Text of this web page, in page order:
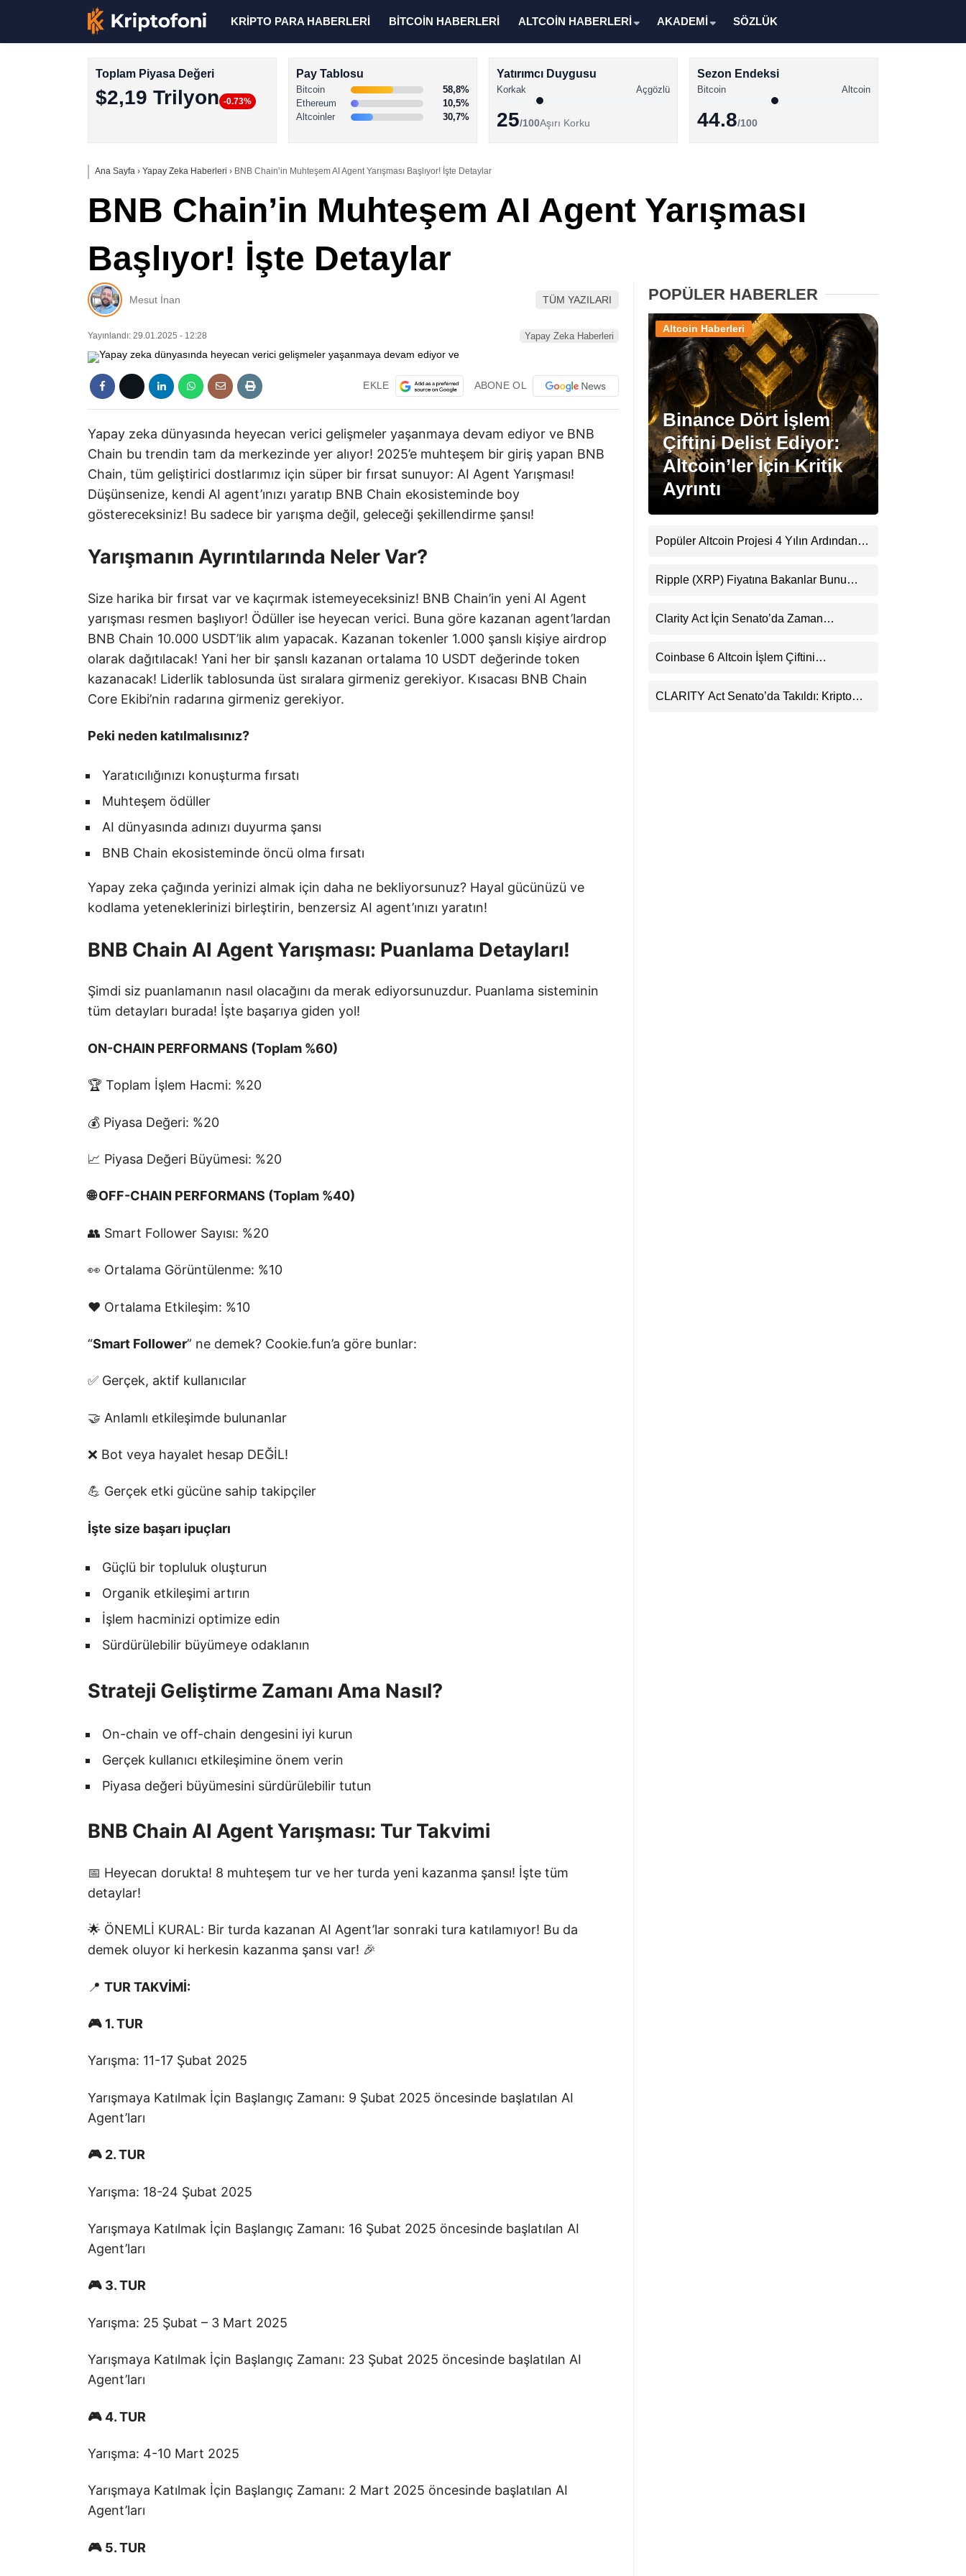
Altcoin Haberleri
XRP Haberleri
Memecoin Haberleri
Stablecoin Haberleri
Facebook
Instagram
Telegram
KRİPTO PARA HABERLERİ BİTCOİN HABERLERİ ALTCOİN HABERLERİ AKADEMİ SÖZLÜK
Toplam Piyasa Değeri
$2,19 Trilyon -0.73%
Pay Tablosu
Bitcoin
58,8%
Ethereum
10,5%
Altcoinler
30,7%
Yatırımcı Duygusu
Korkak Açgözlü
25/100Aşırı Korku
Sezon Endeksi
Bitcoin Altcoin
44.8/100
Ana Sayfa › Yapay Zeka Haberleri › BNB Chain’in Muhteşem AI Agent Yarışması Başlıyor! İşte Detaylar
BNB Chain’in Muhteşem AI Agent Yarışması
Başlıyor! İşte Detaylar
Mesut İnan TÜM YAZILARI
Yayınlandı: 29.01.2025 - 12:28 Yapay Zeka Haberleri
EKLE ABONE OL
Yapay zeka dünyasında heyecan verici gelişmeler yaşanmaya devam ediyor ve BNB
Chain bu trendin tam da merkezinde yer alıyor! 2025’e muhteşem bir giriş yapan BNB
Chain, tüm geliştirici dostlarımız için süper bir fırsat sunuyor: AI Agent Yarışması!
Düşünsenize, kendi AI agent’ınızı yaratıp BNB Chain ekosisteminde boy
göstereceksiniz! Bu sadece bir yarışma değil, geleceği şekillendirme şansı!
Yarışmanın Ayrıntılarında Neler Var?
Size harika bir fırsat var ve kaçırmak istemeyeceksiniz! BNB Chain’in yeni AI Agent
yarışması resmen başlıyor! Ödüller ise heyecan verici. Buna göre kazanan agent’lardan
BNB Chain 10.000 USDT’lik alım yapacak. Kazanan tokenler 1.000 şanslı kişiye airdrop
olarak dağıtılacak! Yani her bir şanslı kazanan ortalama 10 USDT değerinde token
kazanacak! Liderlik tablosunda üst sıralara girmeniz gerekiyor. Kısacası BNB Chain
Core Ekibi’nin radarına girmeniz gerekiyor.
Peki neden katılmalısınız?
Yaratıcılığınızı konuşturma fırsatı
Muhteşem ödüller
AI dünyasında adınızı duyurma şansı
BNB Chain ekosisteminde öncü olma fırsatı
Yapay zeka çağında yerinizi almak için daha ne bekliyorsunuz? Hayal gücünüzü ve
kodlama yeteneklerinizi birleştirin, benzersiz AI agent’ınızı yaratın!
BNB Chain AI Agent Yarışması: Puanlama Detayları!
Şimdi siz puanlamanın nasıl olacağını da merak ediyorsunuzdur. Puanlama sisteminin
tüm detayları burada! İşte başarıya giden yol!
ON-CHAIN PERFORMANS (Toplam %60)
🏆 Toplam İşlem Hacmi: %20
💰 Piyasa Değeri: %20
📈 Piyasa Değeri Büyümesi: %20
🌐 OFF-CHAIN PERFORMANS (Toplam %40)
👥 Smart Follower Sayısı: %20
👀 Ortalama Görüntülenme: %10
❤️ Ortalama Etkileşim: %10
“Smart Follower” ne demek? Cookie.fun’a göre bunlar:
✅ Gerçek, aktif kullanıcılar
🤝 Anlamlı etkileşimde bulunanlar
❌ Bot veya hayalet hesap DEĞİL!
💪 Gerçek etki gücüne sahip takipçiler
İşte size başarı ipuçları
Güçlü bir topluluk oluşturun
Organik etkileşimi artırın
İşlem hacminizi optimize edin
Sürdürülebilir büyümeye odaklanın
Strateji Geliştirme Zamanı Ama Nasıl?
On-chain ve off-chain dengesini iyi kurun
Gerçek kullanıcı etkileşimine önem verin
Piyasa değeri büyümesini sürdürülebilir tutun
BNB Chain AI Agent Yarışması: Tur Takvimi
📅 Heyecan dorukta! 8 muhteşem tur ve her turda yeni kazanma şansı! İşte tüm
detaylar!
🌟 ÖNEMLİ KURAL: Bir turda kazanan AI Agent’lar sonraki tura katılamıyor! Bu da
demek oluyor ki herkesin kazanma şansı var! 🎉
📍 TUR TAKVİMİ:
🎮 1. TUR
Yarışma: 11-17 Şubat 2025
Yarışmaya Katılmak İçin Başlangıç Zamanı: 9 Şubat 2025 öncesinde başlatılan AI
Agent’ları
🎮 2. TUR
Yarışma: 18-24 Şubat 2025
Yarışmaya Katılmak İçin Başlangıç Zamanı: 16 Şubat 2025 öncesinde başlatılan AI
Agent’ları
🎮 3. TUR
Yarışma: 25 Şubat – 3 Mart 2025
Yarışmaya Katılmak İçin Başlangıç Zamanı: 23 Şubat 2025 öncesinde başlatılan AI
Agent’ları
🎮 4. TUR
Yarışma: 4-10 Mart 2025
Yarışmaya Katılmak İçin Başlangıç Zamanı: 2 Mart 2025 öncesinde başlatılan AI
Agent’ları
🎮 5. TUR
POPÜLER HABERLER
Binance Dört İşlem
Çiftini Delist Ediyor:
Altcoin’ler İçin Kritik
Ayrıntı
Altcoin Haberleri
Popüler Altcoin Projesi 4 Yılın Ardından
Uyarısı
Ripple (XRP) Fiyatına Bakanlar Bunu
Uyarı
Clarity Act İçin Senato’da Zaman
Coinbase 6 Altcoin İşlem Çiftini
CLARITY Act Senato’da Takıldı: Kripto